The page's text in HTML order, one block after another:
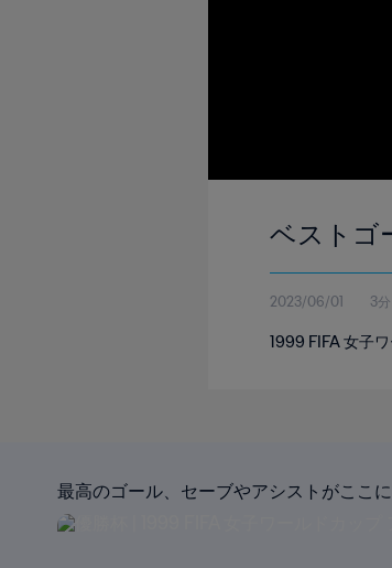
ベストゴ
2023/06/01 3
1999 FIFA 女子
最高のゴール、セーブやアシストがここに